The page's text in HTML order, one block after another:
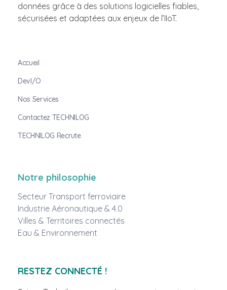
données grâce à des solutions logicielles fiables,
sécurisées et adaptées aux enjeux de l’IIoT.
Accueil
DevI/O
Nos Services
Contactez TECHNILOG
TECHNILOG Recrute
Notre philosophie
Secteur Transport ferroviaire
Industrie Aéronautique & 4.0
Villes & Territoires connectés
Eau & Environnement
RESTEZ CONNECTÉ !